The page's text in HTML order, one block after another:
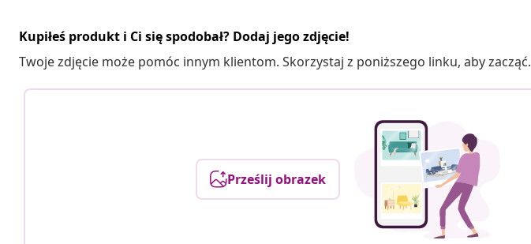
Kupiłeś produkt i Ci się spodobał? Dodaj jego zdjęcie!
Twoje zdjęcie może pomóc innym klientom. Skorzystaj z poniższego linku, aby zacząć.
Prześlij obrazek